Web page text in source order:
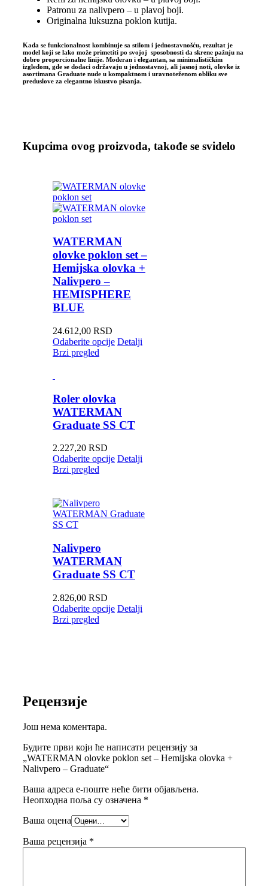
Patronu za nalivpero – u plavoj boji.
Originalna luksuzna poklon kutija.
Kada se funkcionalnost kombinuje sa stilom i jednostavnošću, rezultat je
model koji se lako može primetiti po svojoj sposobnosti da skrene pažnju na
dobro proporcionalne linije. Moderan i elegantan, sa minimalističkim
izgledom, gde se dodaci održavaju u jednostavnoj, ali jasnoj noti, olovke iz
asortimana Graduate nude u kompaktnom i uravnoteženom obliku sve
preduslove za elegantno iskustvo pisanja.
Kupcima ovog proizvoda, takođe se svidelo
WATERMAN
olovke poklon set –
Hemijska olovka +
Nalivpero –
HEMISPHERE
BLUE
24.612,00 RSD
Odaberite opcije Detalji
Brzi pregled
Roler olovka
WATERMAN
Graduate SS CT
2.227,20 RSD
Odaberite opcije Detalji
Brzi pregled
Nalivpero
WATERMAN
Graduate SS CT
2.826,00 RSD
Odaberite opcije Detalji
Brzi pregled
Рецензије
Још нема коментара.
Будите први који ће написати рецензију за
„WATERMAN olovke poklon set – Hemijska olovka +
Nalivpero – Graduate“
Ваша адреса е-поште неће бити објављена.
Неопходна поља су означена *
Ваша оцена
Ваша рецензија *